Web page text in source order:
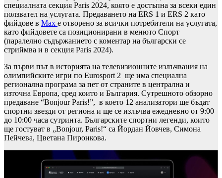
специалната секция Paris 2024, която е достъпна за всеки един
ползвател на услугата. Предаването на ERS 1 и ERS 2 като
фийдове в Мах е отворено за всички потребители на услугата,
като фийдовете са позиционирани в менюто Спорт
(паралелно съдържанието с коментар на български се
стриймва и в секция Paris 2024).
За първи път в историята на телевизионните излъчвания на
олимпийските игри по Eurosport 2 ще има специална
регионална програма за пет от страните в централна и
източна Европа, сред които и България. Сутрешното обзорно
предаване “Bonjour Paris!”, в което 12 анализатори ще бъдат
спортни звезди от региона и ще се излъчва ежедневно от 9:00
до 10:00 часа сутринта. Българските спортни легенди, които
ще гостуват в „Bonjour, Paris!“ са Йордан Йовчев, Симона
Пейчева, Цветана Пиронкова.